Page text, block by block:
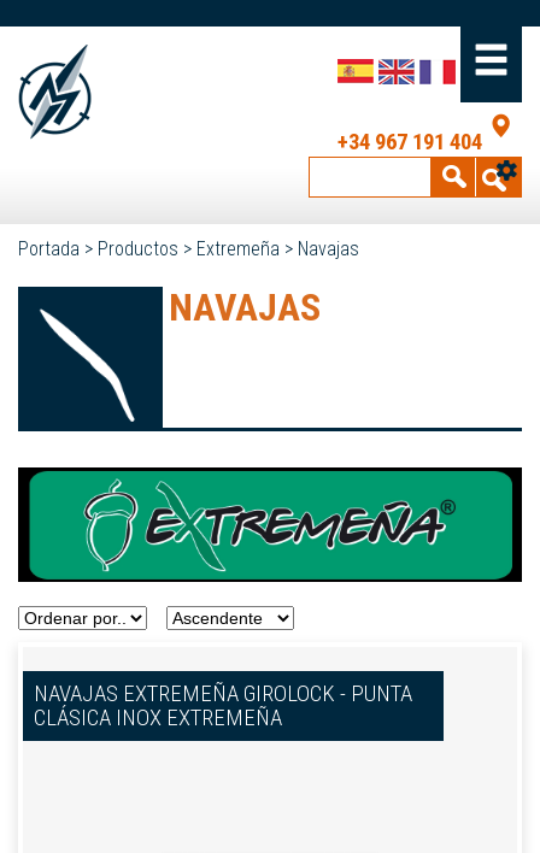
+34 967 191 404
Portada > Productos > Extremeña > Navajas
NAVAJAS
NAVAJAS EXTREMEÑA GIROLOCK - PUNTA
CLÁSICA INOX EXTREMEÑA